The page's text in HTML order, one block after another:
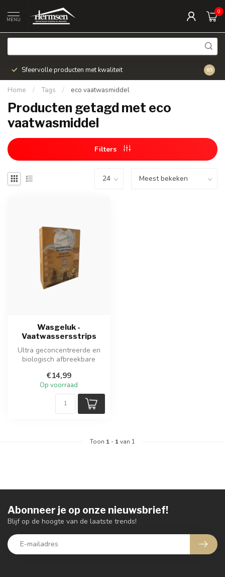
MENU
0
Sfeervolle producten met kwaliteit Snel
8.5
Home / Tags / eco vaatwasmiddel
Producten getagd met eco
vaatwasmiddel
Filters
Wasgeluk -
Vaatwassersstrips
Ultra geconcentreerde en
biologisch afbreekbare
citr...
€14,99
Op voorraad
Toon 1 - 1van 1
Abonneer je op onze nieuwsbrief!
Blijf op de hoogte van de laatste trends!